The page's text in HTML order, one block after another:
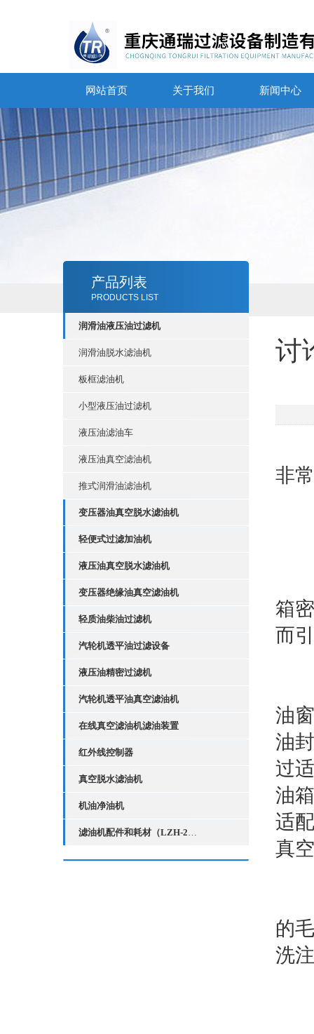
网站首页 关于我们 新闻中心
产品列表
PRODUCTS LIST
润滑油液压油过滤机
润滑油脱水滤油机
板框滤油机
小型液压油过滤机
液压油滤油车
液压油真空滤油机
推式润滑油滤油机
变压器油真空脱水滤油机
轻便式过滤加油机
液压油真空脱水滤油机
变压器绝缘油真空滤油机
轻质油柴油过滤机
汽轮机透平油过滤设备
液压油精密过滤机
汽轮机透平油真空滤油机
在线真空滤油机滤油装置
红外线控制器
真空脱水滤油机
机油净油机
滤油机配件和耗材（LZH-2红外线液位控制器）
讨
非
箱
而
油
油
过
油
适
真
的
洗